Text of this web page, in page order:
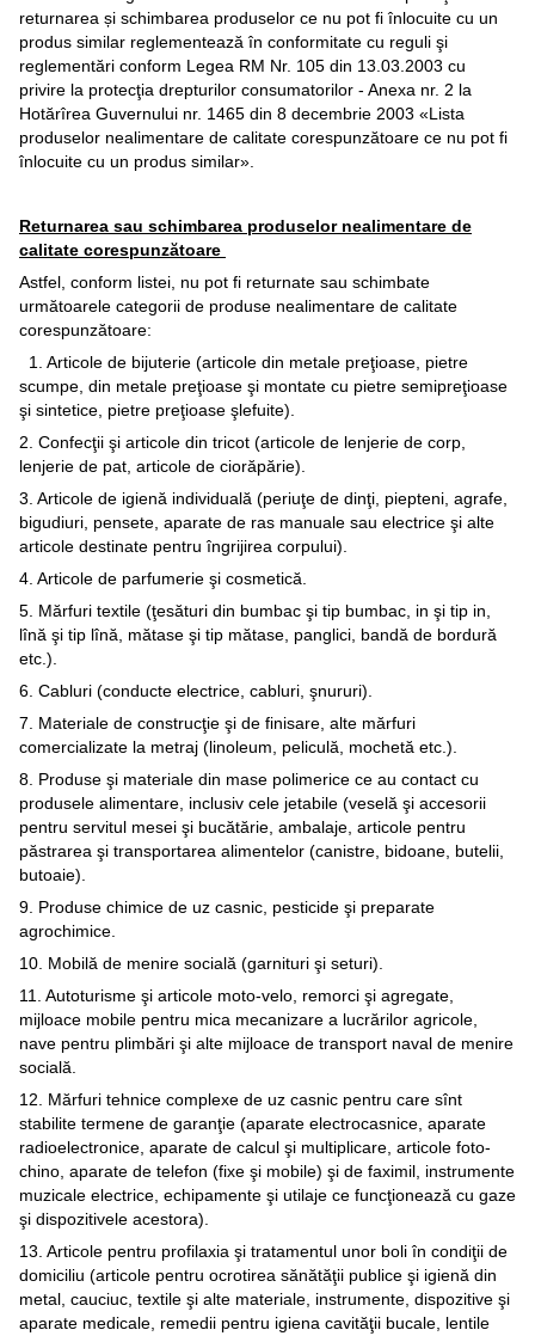
returnarea și schimbarea produselor ce nu pot fi înlocuite cu un
produs similar reglementează în conformitate cu reguli şi
reglementări conform Legea RM Nr. 105 din 13.03.2003 cu
privire la protecţia drepturilor consumatorilor - Anexa nr. 2 la
Hotărîrea Guvernului nr. 1465 din 8 decembrie 2003 «Lista
produselor nealimentare de calitate corespunzătoare ce nu pot fi
înlocuite cu un produs similar».
Returnarea sau schimbarea produselor nealimentare de
calitate corespunzătoare
Astfel, conform listei, nu pot fi returnate sau schimbate
următoarele categorii de produse nealimentare de calitate
corespunzătoare:
1. Articole de bijuterie (articole din metale preţioase, pietre
scumpe, din metale preţioase şi montate cu pietre semipreţioase
şi sintetice, pietre preţioase şlefuite).
2. Confecţii şi articole din tricot (articole de lenjerie de corp,
lenjerie de pat, articole de ciorăpărie).
3. Articole de igienă individuală (periuţe de dinţi, piepteni, agrafe,
bigudiuri, pensete, aparate de ras manuale sau electrice şi alte
articole destinate pentru îngrijirea corpului).
4. Articole de parfumerie şi cosmetică.
5. Mărfuri textile (ţesături din bumbac şi tip bumbac, in şi tip in,
lînă şi tip lînă, mătase şi tip mătase, panglici, bandă de bordură
etc.).
6. Cabluri (conducte electrice, cabluri, şnururi).
7. Materiale de construcţie şi de finisare, alte mărfuri
comercializate la metraj (linoleum, peliculă, mochetă etc.).
8. Produse şi materiale din mase polimerice ce au contact cu
produsele alimentare, inclusiv cele jetabile (veselă şi accesorii
pentru servitul mesei şi bucătărie, ambalaje, articole pentru
păstrarea şi transportarea alimentelor (canistre, bidoane, butelii,
butoaie).
9. Produse chimice de uz casnic, pesticide şi preparate
agrochimice.
10. Mobilă de menire socială (garnituri şi seturi).
11. Autoturisme şi articole moto-velo, remorci şi agregate,
mijloace mobile pentru mica mecanizare a lucrărilor agricole,
nave pentru plimbări şi alte mijloace de transport naval de menire
socială.
12. Mărfuri tehnice complexe de uz casnic pentru care sînt
stabilite termene de garanţie (aparate electrocasnice, aparate
radioelectronice, aparate de calcul şi multiplicare, articole foto-
chino, aparate de telefon (fixe şi mobile) şi de faximil, instrumente
muzicale electrice, echipamente şi utilaje ce funcţionează cu gaze
şi dispozitivele acestora).
13. Articole pentru profilaxia şi tratamentul unor boli în condiţii de
domiciliu (articole pentru ocrotirea sănătăţii publice şi igienă din
metal, cauciuc, textile şi alte materiale, instrumente, dispozitive şi
aparate medicale, remedii pentru igiena cavităţii bucale, lentile